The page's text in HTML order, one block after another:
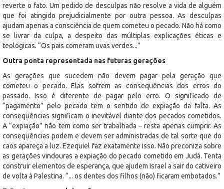
reverte o fato. Um pedido de desculpas não resolve a vida de alguém
que foi atingido prejudicialmente por outra pessoa. As desculpas
ajudam apenas a consciência de quem cometeu o pecado. Não há como
se livrar da culpa, a despeito das múltiplas explicações éticas e
teológicas. “Os pais comeram uvas verdes...”
Outra ponta representada nas futuras gerações
As gerações que sucedem não devem pagar pela geração que
cometeu o pecado. Elas sofrem as conseqüências dos erros do
passado. Isso é diferente de pagar pelo erro. O significado de
“pagamento” pelo pecado tem o sentido de expiação da falta. As
conseqüências significam o inevitável diante dos pecados cometidos.
A “expiação” não tem como ser trabalhada – resta apenas cumprir. As
conseqüências podem e devem ser administradas de tal sorte que do
caos apareça a luz. Ezequiel faz exatamente isso. Não preconiza sobre
as gerações vindouras a expiação do pecado cometido em Judá. Tenta
construir elementos de esperança, que ajudem Israel a sair do cativeiro
de volta à Palestina. “... os dentes dos filhos (não) ficaram embotados.”